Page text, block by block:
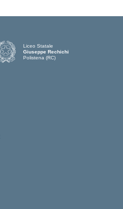
Liceo Statale
Giuseppe Rechichi
Polistena (RC)